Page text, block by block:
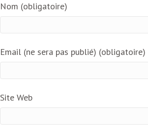
Nom (obligatoire)
Email (ne sera pas publié) (obligatoire)
Site Web